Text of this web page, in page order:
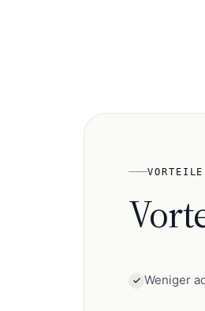
VORTEILE
Weniger